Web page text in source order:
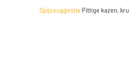
Spijssuggestie Pittige kazen,